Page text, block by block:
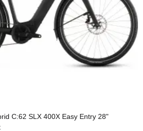
C:62 SLX 400X Easy Entry 28"